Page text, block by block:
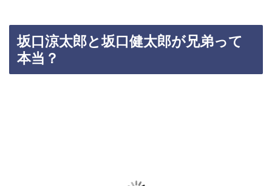
坂口涼太郎と坂口健太郎が兄弟って
本当？